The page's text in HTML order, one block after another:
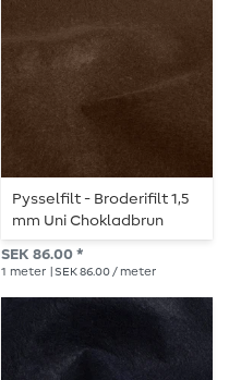
Pysselfilt - Broderifilt 1,5
mm Uni Chokladbrun
SEK 86.00 *
1 meter | SEK 86.00 / meter